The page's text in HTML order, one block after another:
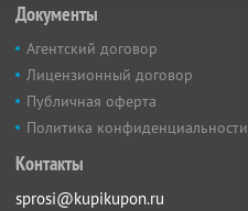
Документы
Агентский договор
Лицензионный договор
Публичная оферта
Политика конфиденциальности
Контакты
sprosi@kupikupon.ru